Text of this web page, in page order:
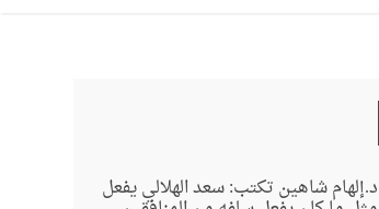
د.إلهام شاهين تكتب: سعد الهلالي يفعل